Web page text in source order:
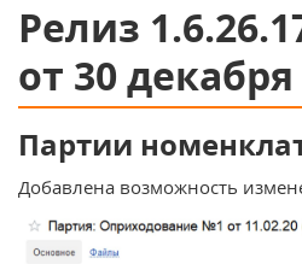
Релиз
от 30 декабря
Партии
Добавлена возможность